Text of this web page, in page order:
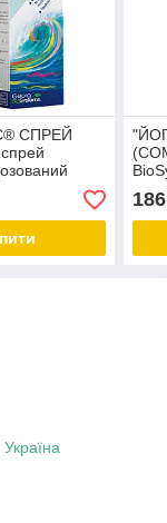
СПРЕЙ
30мл
186